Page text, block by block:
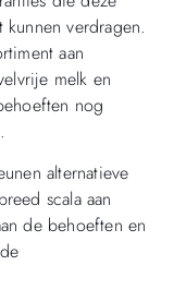
verdragen.
aan
melk en
nog
alternatieve
scala aan
de behoeften en